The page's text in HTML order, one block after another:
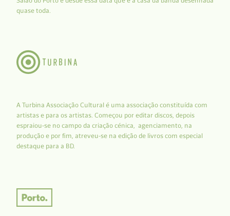
quase toda.
A Turbina Associação Cultural é uma associação constituída com
artistas e para os artistas. Começou por editar discos, depois
espraiou-se no campo da criação cénica, agenciamento, na
produção e por fim, atreveu-se na edição de livros com especial
destaque para a BD.